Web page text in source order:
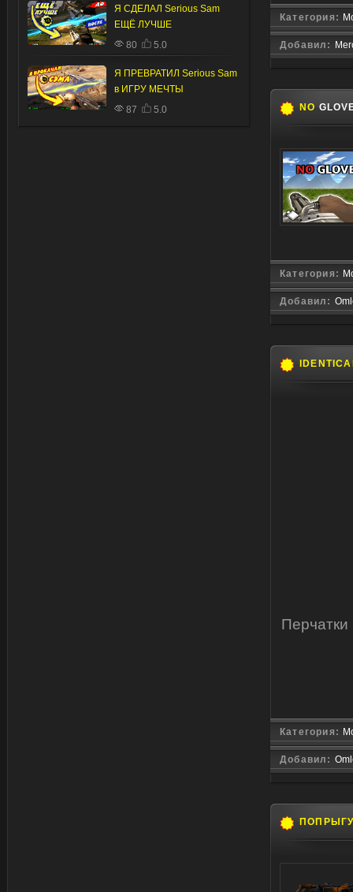
Категория:
Добавил:
NO
Категория:
Добавил:
Перчатки
Категория:
Добавил:
Я СДЕЛАЛ Serious Sam
ЕЩЁ ЛУЧШЕ
80
5.0
Я ПРЕВРАТИЛ Serious Sam
в ИГРУ МЕЧТЫ
87
5.0